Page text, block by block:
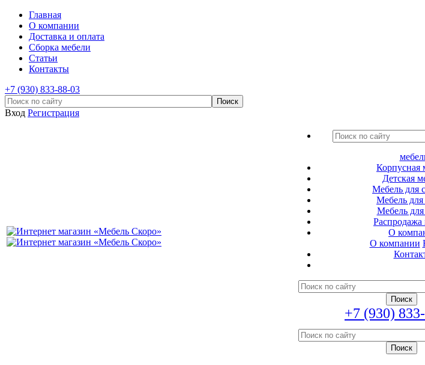
Главная
О компании
Доставка и оплата
Сборка мебели
Статьи
Контакты
+7 (930) 833-88-03
Вход Регистрация
Корпусная
Детская
Мебель для
Мебель
Мебель
Распродажа
О
О компании
+7 (930)